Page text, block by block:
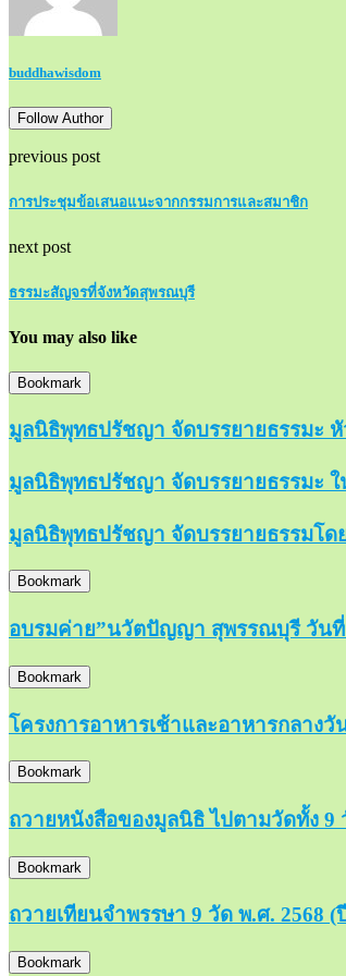
buddhawisdom
Follow Author
previous post
การประชุมข้อเสนอแนะจากกรรมการและสมาชิก
next post
ธรรมะสัญจรที่จังหวัดสุพรณบุรี
You may also like
Bookmark
มูลนิธิพุทธปรัชญา จัดบรรยายธรรมะ
มูลนิธิพุทธปรัชญา จัดบรรยายธรรมะ
มูลนิธิพุทธปรัชญา จัดบรรยายธรรมโด
Bookmark
อบรมค่าย”นวัตปัญญา สุพรรณบุรี วันที่
Bookmark
โครงการอาหารเช้าและอาหารกลาง
Bookmark
ถวายหนังสือของมูลนิธิ ไปตามวัดทั้ง 9
Bookmark
ถวายเทียนจำพรรษา 9 วัด พ.ศ. 2568 (
Bookmark